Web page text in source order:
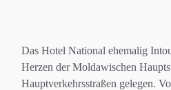
Das Hotel National ehemalig
Herzen der Moldawischen
Hauptverkehrsstraßen gelegen.